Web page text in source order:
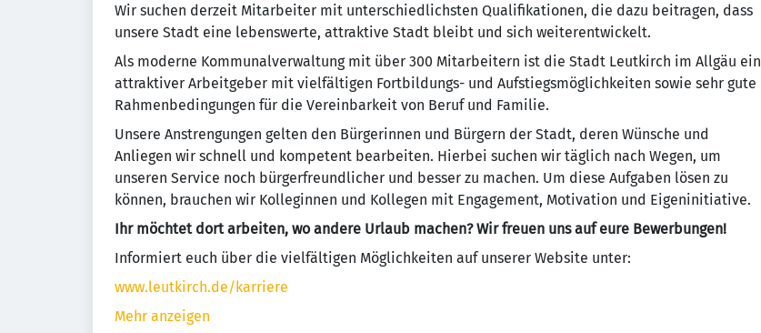
Wir suchen derzeit Mitarbeiter mit unterschiedlichsten Qualifikationen, die dazu beitragen, dass
unsere Stadt eine lebenswerte, attraktive Stadt bleibt und sich weiterentwickelt.
Als moderne Kommunalverwaltung mit über 300 Mitarbeitern ist die Stadt Leutkirch im Allgäu ein
attraktiver Arbeitgeber mit vielfältigen Fortbildungs- und Aufstiegsmöglichkeiten sowie sehr gute
Rahmenbedingungen für die Vereinbarkeit von Beruf und Familie.
Unsere Anstrengungen gelten den Bürgerinnen und Bürgern der Stadt, deren Wünsche und
Anliegen wir schnell und kompetent bearbeiten. Hierbei suchen wir täglich nach Wegen, um
unseren Service noch bürgerfreundlicher und besser zu machen. Um diese Aufgaben lösen zu
können, brauchen wir Kolleginnen und Kollegen mit Engagement, Motivation und Eigeninitiative.
Ihr möchtet dort arbeiten, wo andere Urlaub machen? Wir freuen uns auf eure Bewerbungen!
Informiert euch über die vielfältigen Möglichkeiten auf unserer Website unter:
www.leutkirch.de/karriere
Mehr anzeigen